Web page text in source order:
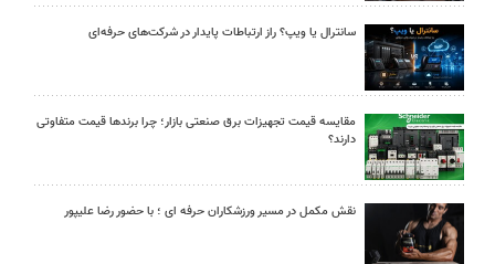
سانترال یا ویپ؟ راز ارتباطات پایدار در شرکت‌های حرفه‌ای
مقایسه قیمت تجهیزات برق صنعتی بازار؛ چرا برندها قیمت متفاوتی
دارند؟
نقش مکمل در مسیر ورزشکاران حرفه ای ؛ با حضور رضا علیپور